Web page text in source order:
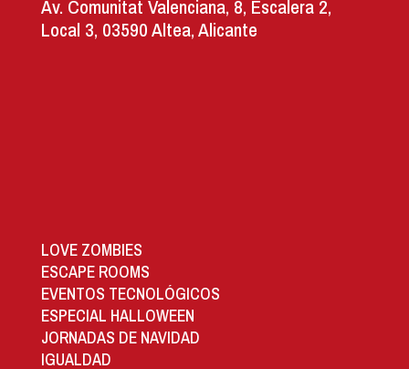
Av. Comunitat Valenciana, 8, Escalera 2,
Local 3, 03590 Altea, Alicante
LOVE ZOMBIES
ESCAPE ROOMS
EVENTOS TECNOLÓGICOS
ESPECIAL HALLOWEEN
JORNADAS DE NAVIDAD
IGUALDAD